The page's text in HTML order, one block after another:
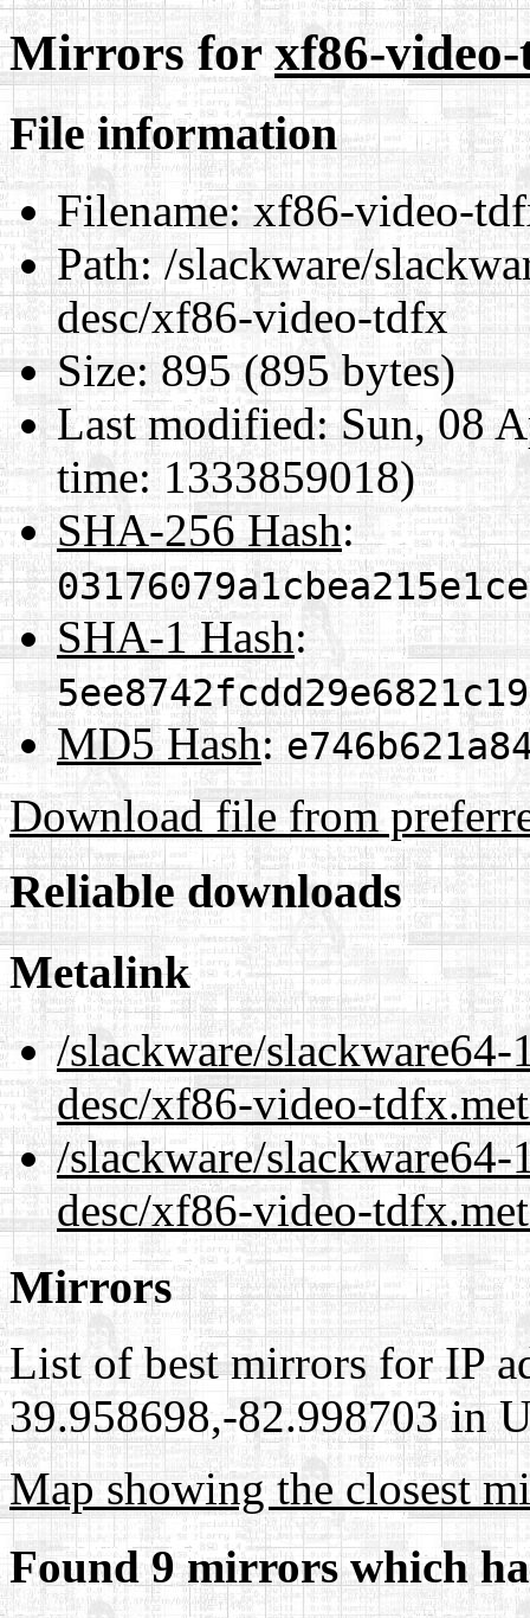
Mirrors forxf86-
File information
Filename:xf86-video-
Path:/slackware/
desc/xf86-video-tdfx
Size:895 (895 bytes)
Last modified:Sun, 08
time: 1333859018)
SHA-256 Hash:
SHA-1 Hash:
MD5 Hash:
Download file from
Reliable downloads
Metalink
/slackware/
desc/xf86-video-
/slackware/
desc/xf86-video-
Mirrors
List of best mirrors for IP
39.958698,-82.998703 in
Map showing the closest
Found 9 mirrors which